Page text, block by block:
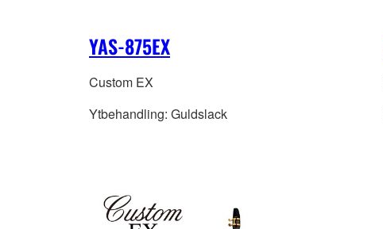
YAS-875EX
Custom EX
Ytbehandling: Guldslack